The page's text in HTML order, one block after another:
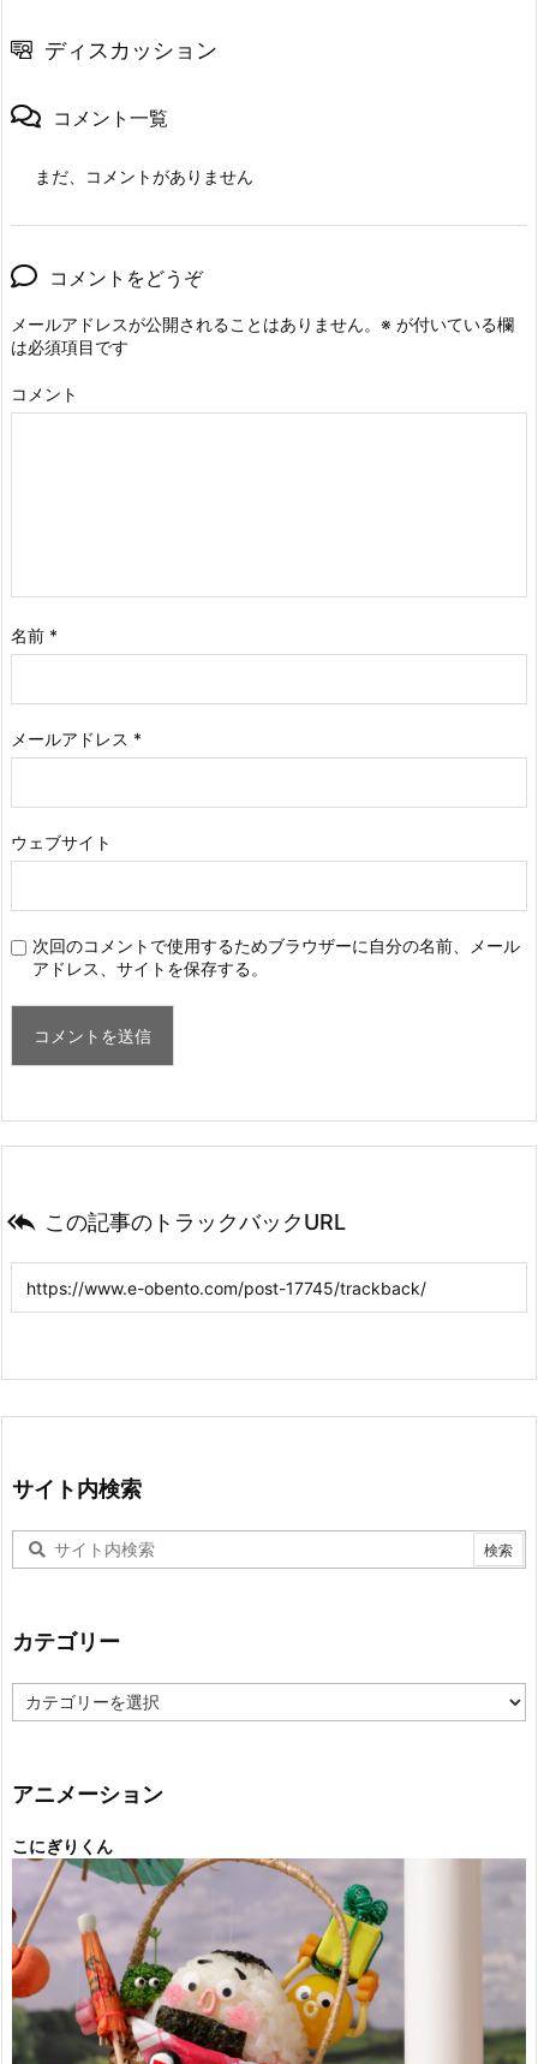
ディスカッション
コメント一覧
まだ、コメントがありません
コメントをどうぞ
メールアドレスが公開されることはありません。 ※ が付いている欄
は必須項目です
コメント
名前 *
メールアドレス *
ウェブサイト
次回のコメントで使用するためブラウザーに自分の名前、メール
アドレス、サイトを保存する。
 この記事のトラックバックURL
サイト内検索
カテゴリー
テ
ー
アニメーション
こにぎりくん